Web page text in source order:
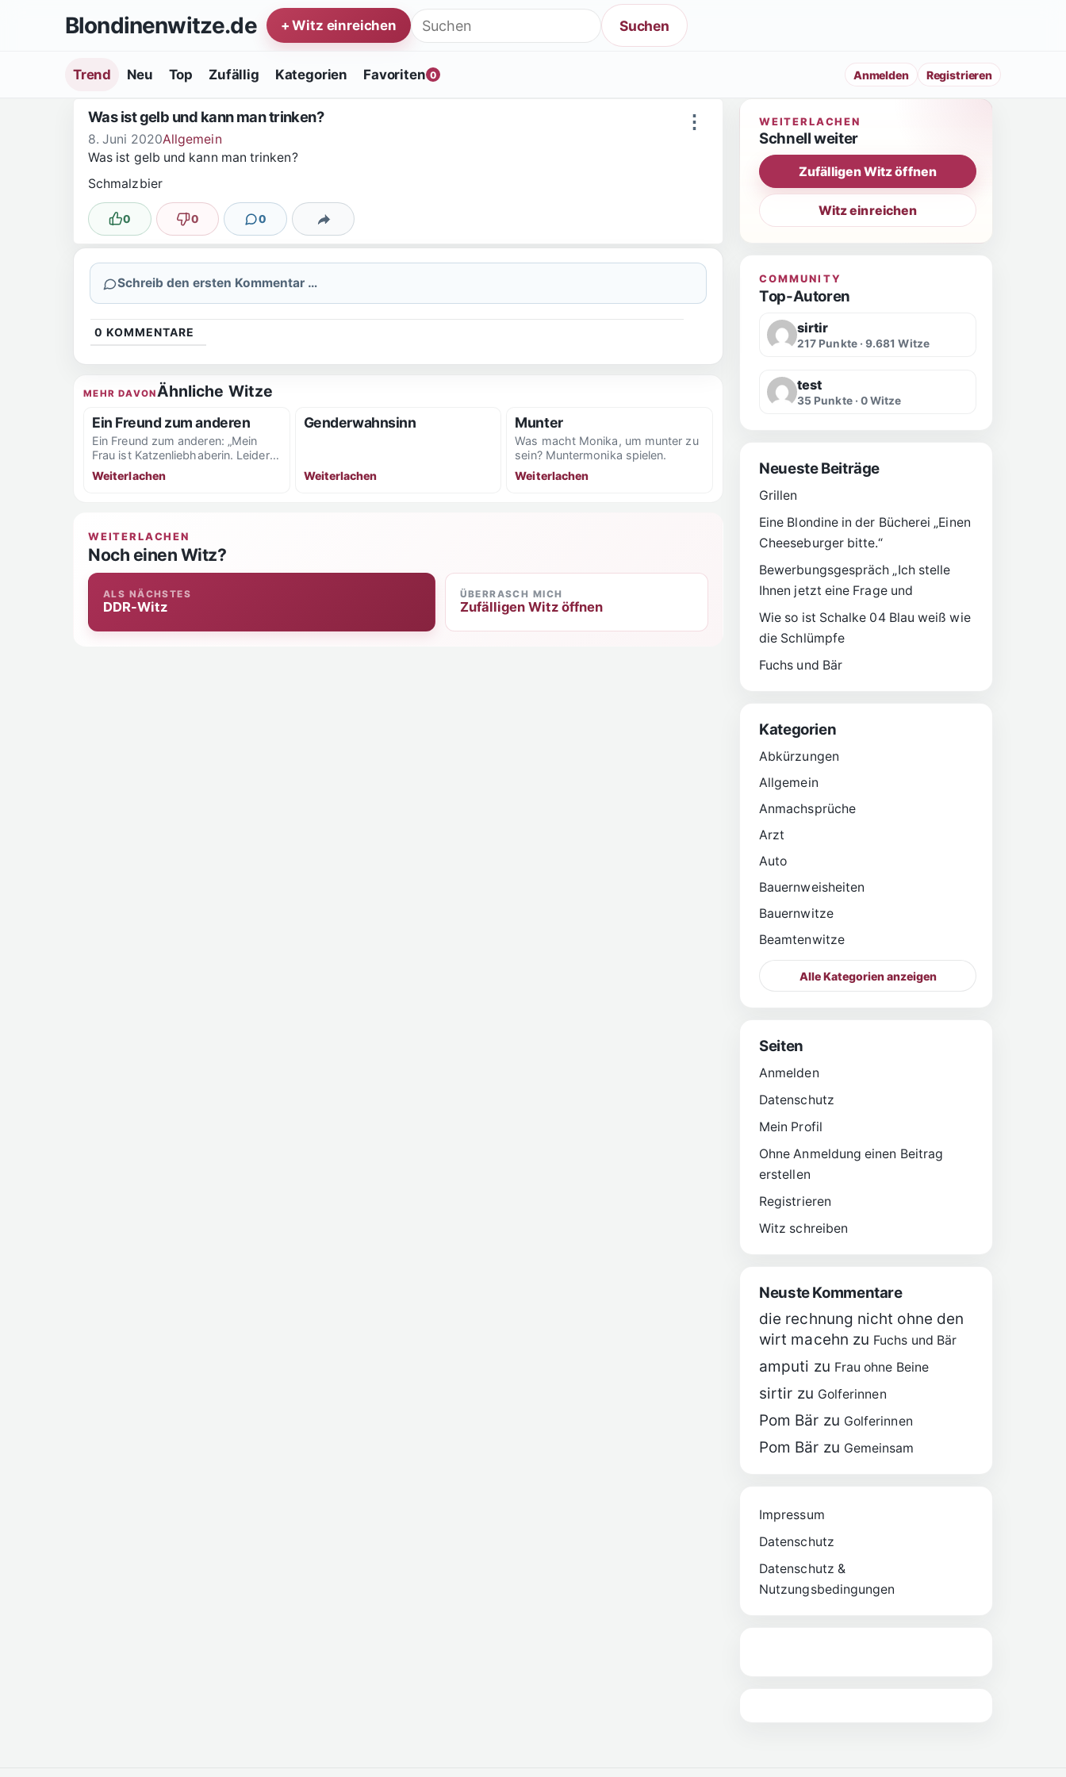
Zum Inhalt springenBlondinenwitze.de Suche nach: Suchen
+ Witz einreichen
Anmelden Registrieren
Trend Neu Top Zufällig Kategorien Favoriten 0
⋮
Was ist gelb und kann man trinken?
8. Juni 2020Allgemein
Was ist gelb und kann man trinken?
Schmalzbier
Lustig
0 Nicht lustig
0 0
KommentareTeilen
Schreib den ersten Kommentar …
0 KOMMENTARE
MEHR DAVONÄhnliche Witze
Ein Freund zum anderen
Ein Freund zum anderen: „Mein
Frau ist Katzenliebhaberin. Leider
verursachen ihre 3 Katzen so einen
grässlichen Gestank in...
Weiterlachen
Genderwahnsinn
Weiterlachen
Munter
Was macht Monika, um munter zu
sein? Muntermonika spielen.
Weiterlachen
WEITERLACHEN
Noch einen Witz?
ALS NÄCHSTES
DDR-Witz
ÜBERRASCH MICH
Zufälligen Witz öffnen
WEITERLACHEN
Schnell weiter
Zufälligen Witz öffnen
Witz einreichen
COMMUNITY
Top-Autoren
sirtir
217 Punkte · 9.681 Witze
test
35 Punkte · 0 Witze
Neueste Beiträge
Grillen
Eine Blondine in der Bücherei „Einen
Cheeseburger bitte.“
Bewerbungsgespräch „Ich stelle
Ihnen jetzt eine Frage und
Wie so ist Schalke 04 Blau weiß wie
die Schlümpfe
Fuchs und Bär
Kategorien
Abkürzungen
Allgemein
Anmachsprüche
Arzt
Auto
Bauernweisheiten
Bauernwitze
Beamtenwitze
Alle Kategorien anzeigen
Seiten
Anmelden
Datenschutz
Mein Profil
Ohne Anmeldung einen Beitrag
erstellen
Registrieren
Witz schreiben
Neuste Kommentare
die rechnung nicht ohne den
wirt macehn zu Fuchs und Bär
amputi zu Frau ohne Beine
sirtir zu Golferinnen
Pom Bär zu Golferinnen
Pom Bär zu Gemeinsam
Impressum
Datenschutz
Datenschutz &
Nutzungsbedingungen